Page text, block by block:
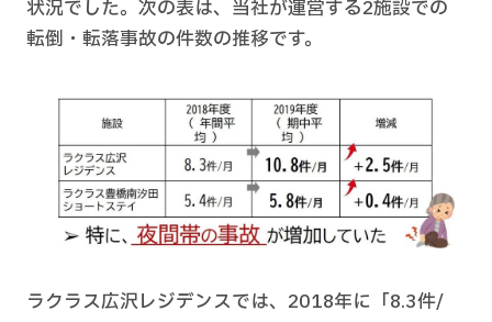
状況でした。次の表は、当社が運営する2施設での
転倒・転落事故の件数の推移です。
ラクラス広沢レジデンスでは、2018年に「8.3件/